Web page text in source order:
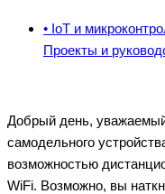
• IoT и
Проекты и
Добрый день,
самодельного
возможностью
WiFi. Возможно, вы